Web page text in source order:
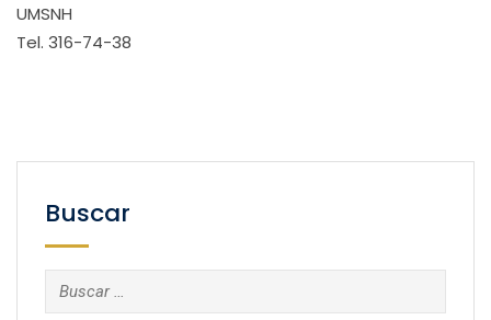
UMSNH
Tel. 316-74-38
Buscar
Buscar: